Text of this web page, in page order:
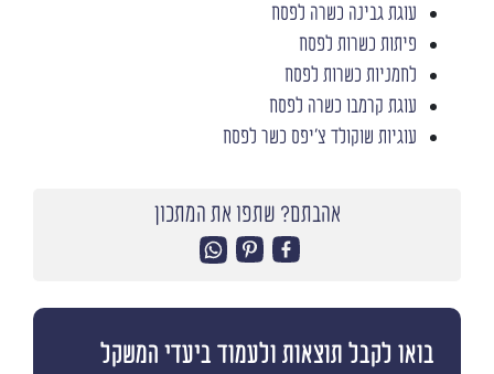
עוגת גבינה כשרה לפסח
פיתות כשרות לפסח
לחמניות כשרות לפסח
עוגת קרמבו כשרה לפסח
עוגיות שוקולד צ'יפס כשר לפסח
אהבתם? שתפו את המתכון
בואו לקבל תוצאות ולעמוד ביעדי המשקל